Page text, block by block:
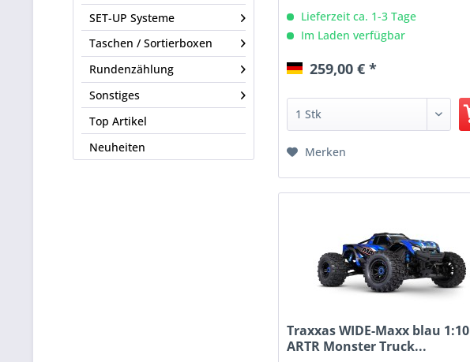
SET-UP Systeme
Taschen / Sortierboxen
Rundenzählung
Sonstiges
Top Artikel
Neuheiten
Lieferzeit ca. 1-3 Tage
Im Laden verfügbar
259,00 € *
Merken
Traxxas WIDE-Maxx blau 1:10
ARTR Monster Truck...